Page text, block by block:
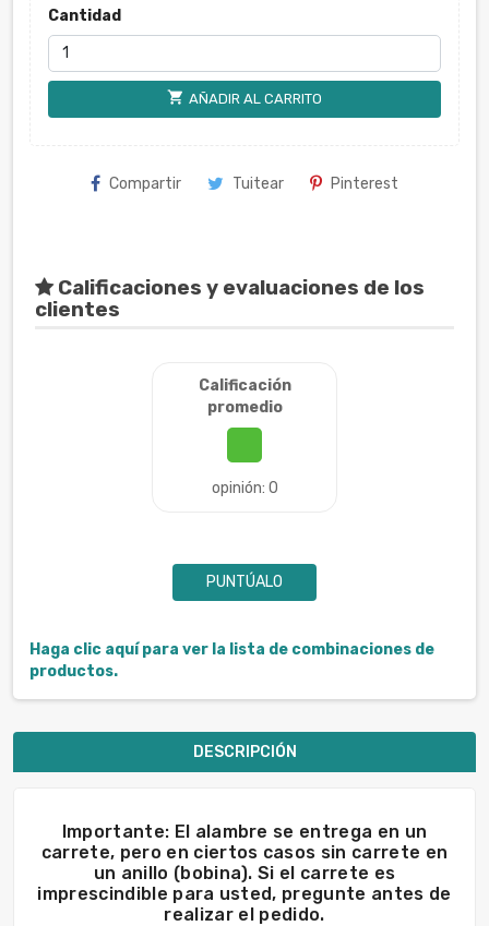
Cantidad
shopping_cart AÑADIR AL CARRITO
Compartir Tuitear Pinterest
Calificaciones y evaluaciones de los
clientes
Calificación
promedio
opinión: 0
PUNTÚALO
Haga clic aquí para ver la lista de combinaciones de
productos.
DESCRIPCIÓN
Importante: El alambre se entrega en un
carrete, pero en ciertos casos sin carrete en
un anillo (bobina). Si el carrete es
imprescindible para usted, pregunte antes de
realizar el pedido.